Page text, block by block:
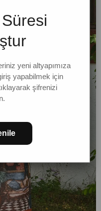
yeni altyapımıza
yapabilmek için
şifrenizi